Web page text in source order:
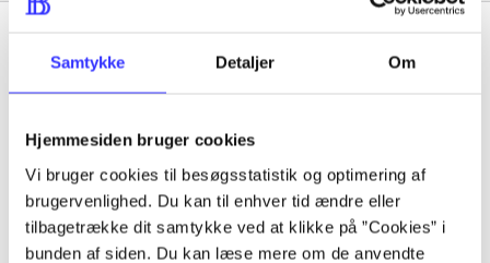
Samtykke Detaljer Om
Hjemmesiden bruger cookies
Vi bruger cookies til besøgsstatistik og optimering af
brugervenlighed. Du kan til enhver tid ændre eller
tilbagetrække dit samtykke ved at klikke på ”Cookies” i
bunden af siden. Du kan læse mere om de anvendte
Tidsskrift
lorem ipsum dolor sit amet ...
Tidsskrift